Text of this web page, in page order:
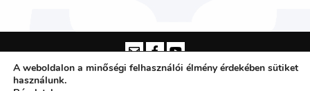
Somogyi Károly Városi és Megyei Könyvtár Szeged -
A weboldalon a minőségi felhasználói élmény érdekében sütiket
használunk.